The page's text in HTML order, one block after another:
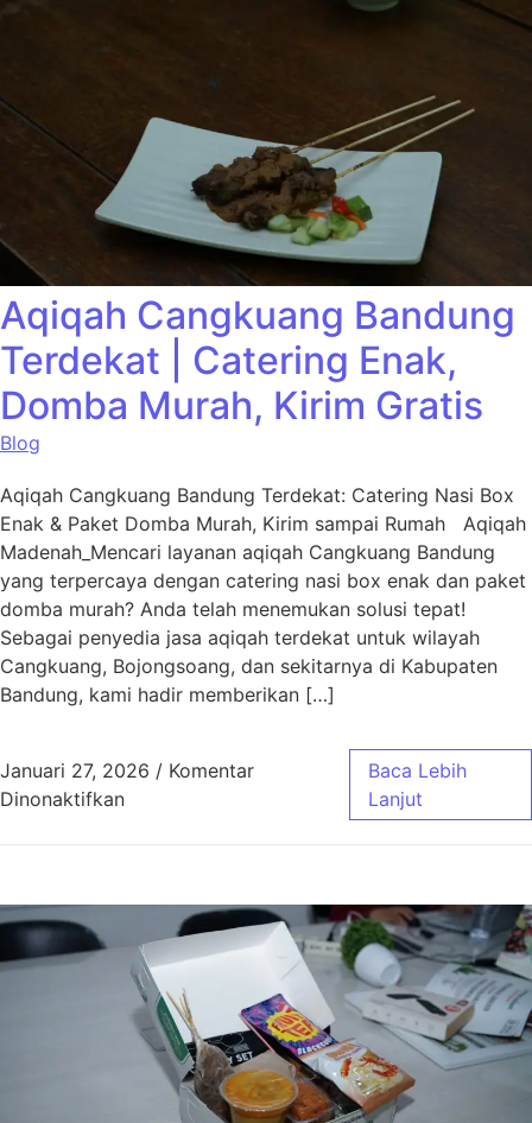
Aqiqah Cangkuang Bandung
Terdekat | Catering Enak,
Domba Murah, Kirim Gratis
Blog
Aqiqah Cangkuang Bandung Terdekat: Catering Nasi Box
Enak & Paket Domba Murah, Kirim sampai Rumah Aqiqah
Madenah_Mencari layanan aqiqah Cangkuang Bandung
yang terpercaya dengan catering nasi box enak dan paket
domba murah? Anda telah menemukan solusi tepat!
Sebagai penyedia jasa aqiqah terdekat untuk wilayah
Cangkuang, Bojongsoang, dan sekitarnya di Kabupaten
Bandung, kami hadir memberikan […]
Januari 27, 2026 / Komentar
Dinonaktifkanpada Aqiqah Cangkuang Bandung Terdekat
Baca Lebih
Lanjut